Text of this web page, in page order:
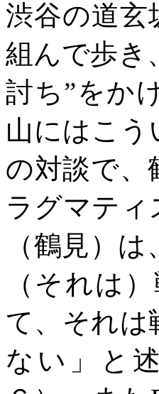
渋谷の道玄
組んで歩き
討ち”をか
山にはこう
の対談で、
ラグマテ
（鶴見）
（それは
て、それは
ない」と